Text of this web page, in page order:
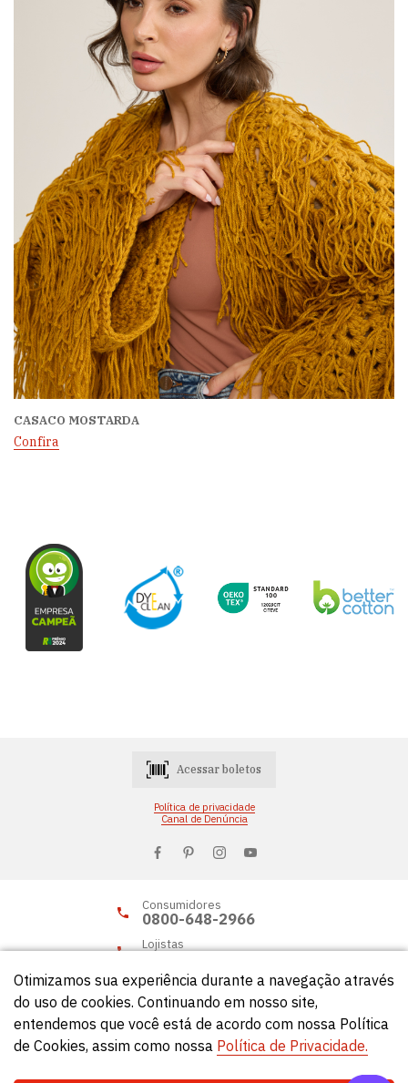
CASACO MOSTARDA
Confira
Acessar boletos
Política de privacidade
Canal de Denúncia
Consumidores
0800-648-2966
Lojistas
© Círculo 2026 - Todos os direitos reservados.
Otimizamos sua experiência durante a navegação através
do uso de cookies. Continuando em nosso site,
entendemos que você está de acordo com nossa Política
de Cookies, assim como nossa Política de Privacidade.